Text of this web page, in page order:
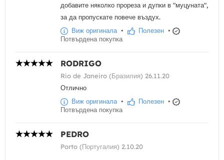
добавите няколко прореза и дупки в "муцуната",
за да пропускате повече въздух.
Виж оригинала • Полезен •
Потвърдена покупка
RODRIGO
Rio de Janeiro (Бразилия) 26.11.20
Отлично
Виж оригинала • Полезен •
Потвърдена покупка
PEDRO
Porto (Португалия) 2.10.20